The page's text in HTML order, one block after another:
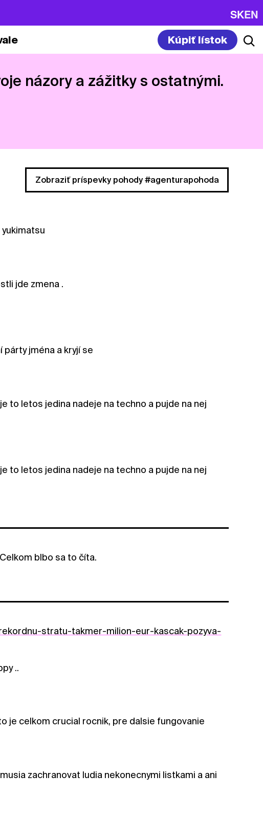
SKEN
Kúpiť lístok
názory a zážitky s ostatnými.
Zobraziť príspevky pohody #agenturapohoda
jde zmena .
párty jména a kryjí se
to letos jedina nadeje na techno a pujde na nej
to letos jedina nadeje na techno a pujde na nej
blbo sa to číta.
stratu-takmer-milion-eur-kascak-pozyva-
..
je celkom crucial rocnik, pre dalsie fungovanie
zachranovat ludia nekonecnymi listkami a ani